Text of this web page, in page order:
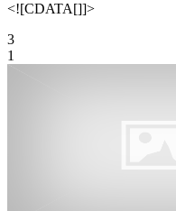
<![CDATA[]]>
3
1